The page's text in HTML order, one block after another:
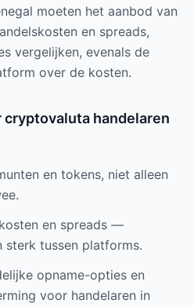
moeten het aanbod van
en spreads,
vergelijken, evenals de
over de kosten.
handelaren
en tokens, niet alleen
en spreads —
tussen platforms.
opname-opties en
voor handelaren in